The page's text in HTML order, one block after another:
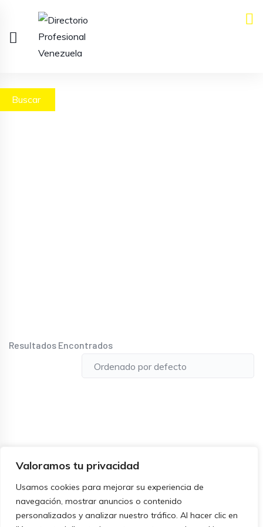
Valoramos tu privacidad
Usamos cookies para mejorar su experiencia de
navegación, mostrar anuncios o contenido
personalizados y analizar nuestro tráfico. Al hacer clic en
Buscar
Resultados Encontrados